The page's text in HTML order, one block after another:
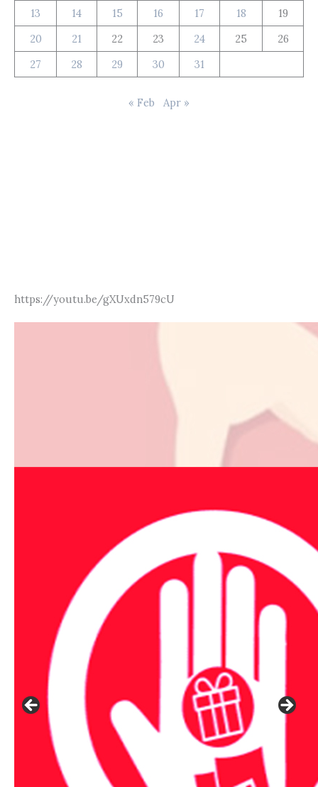
13 14 15 16 17 18
19
20
21 22 23 24 25
26
27
28 29 30 31
« Feb Apr »
https://youtu.be/gXUxdn579cU